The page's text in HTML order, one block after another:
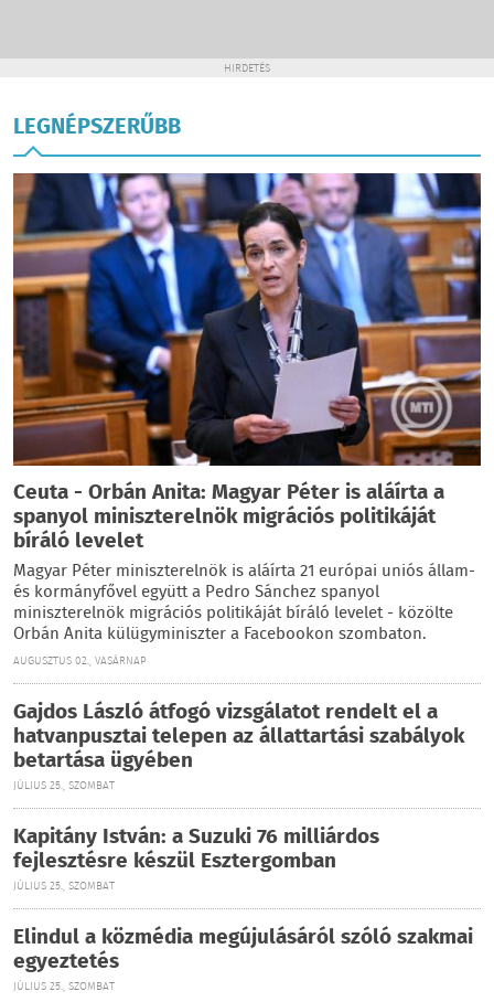
HIRDETÉS
LEGNÉPSZERŰBB
Ceuta - Orbán Anita: Magyar Péter is aláírta a
spanyol miniszterelnök migrációs politikáját
bíráló levelet
Magyar Péter miniszterelnök is aláírta 21 európai uniós állam-
és kormányfővel együtt a Pedro Sánchez spanyol
miniszterelnök migrációs politikáját bíráló levelet - közölte
Orbán Anita külügyminiszter a Facebookon szombaton.
AUGUSZTUS 02., VASÁRNAP
Gajdos László átfogó vizsgálatot rendelt el a
hatvanpusztai telepen az állattartási szabályok
betartása ügyében
JÚLIUS 25., SZOMBAT
Kapitány István: a Suzuki 76 milliárdos
fejlesztésre készül Esztergomban
JÚLIUS 25., SZOMBAT
Elindul a közmédia megújulásáról szóló szakmai
egyeztetés
JÚLIUS 25., SZOMBAT